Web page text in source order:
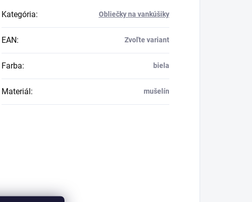
Kategória: Obliečky na vankúšiky
EAN: Zvoľte variant
Farba: biela
Materiál: mušelín